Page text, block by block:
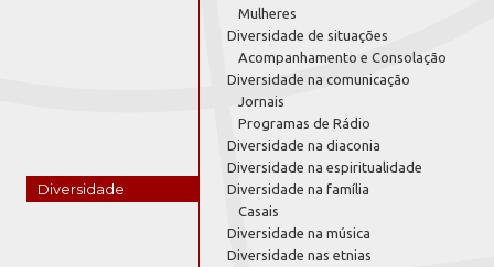
Diversidade
Mulheres
Diversidade de situações
Acompanhamento e Consolação
Diversidade na comunicação
Jornais
Programas de Rádio
Diversidade na diaconia
Diversidade na espiritualidade
Diversidade na família
Casais
Diversidade na música
Diversidade nas etnias